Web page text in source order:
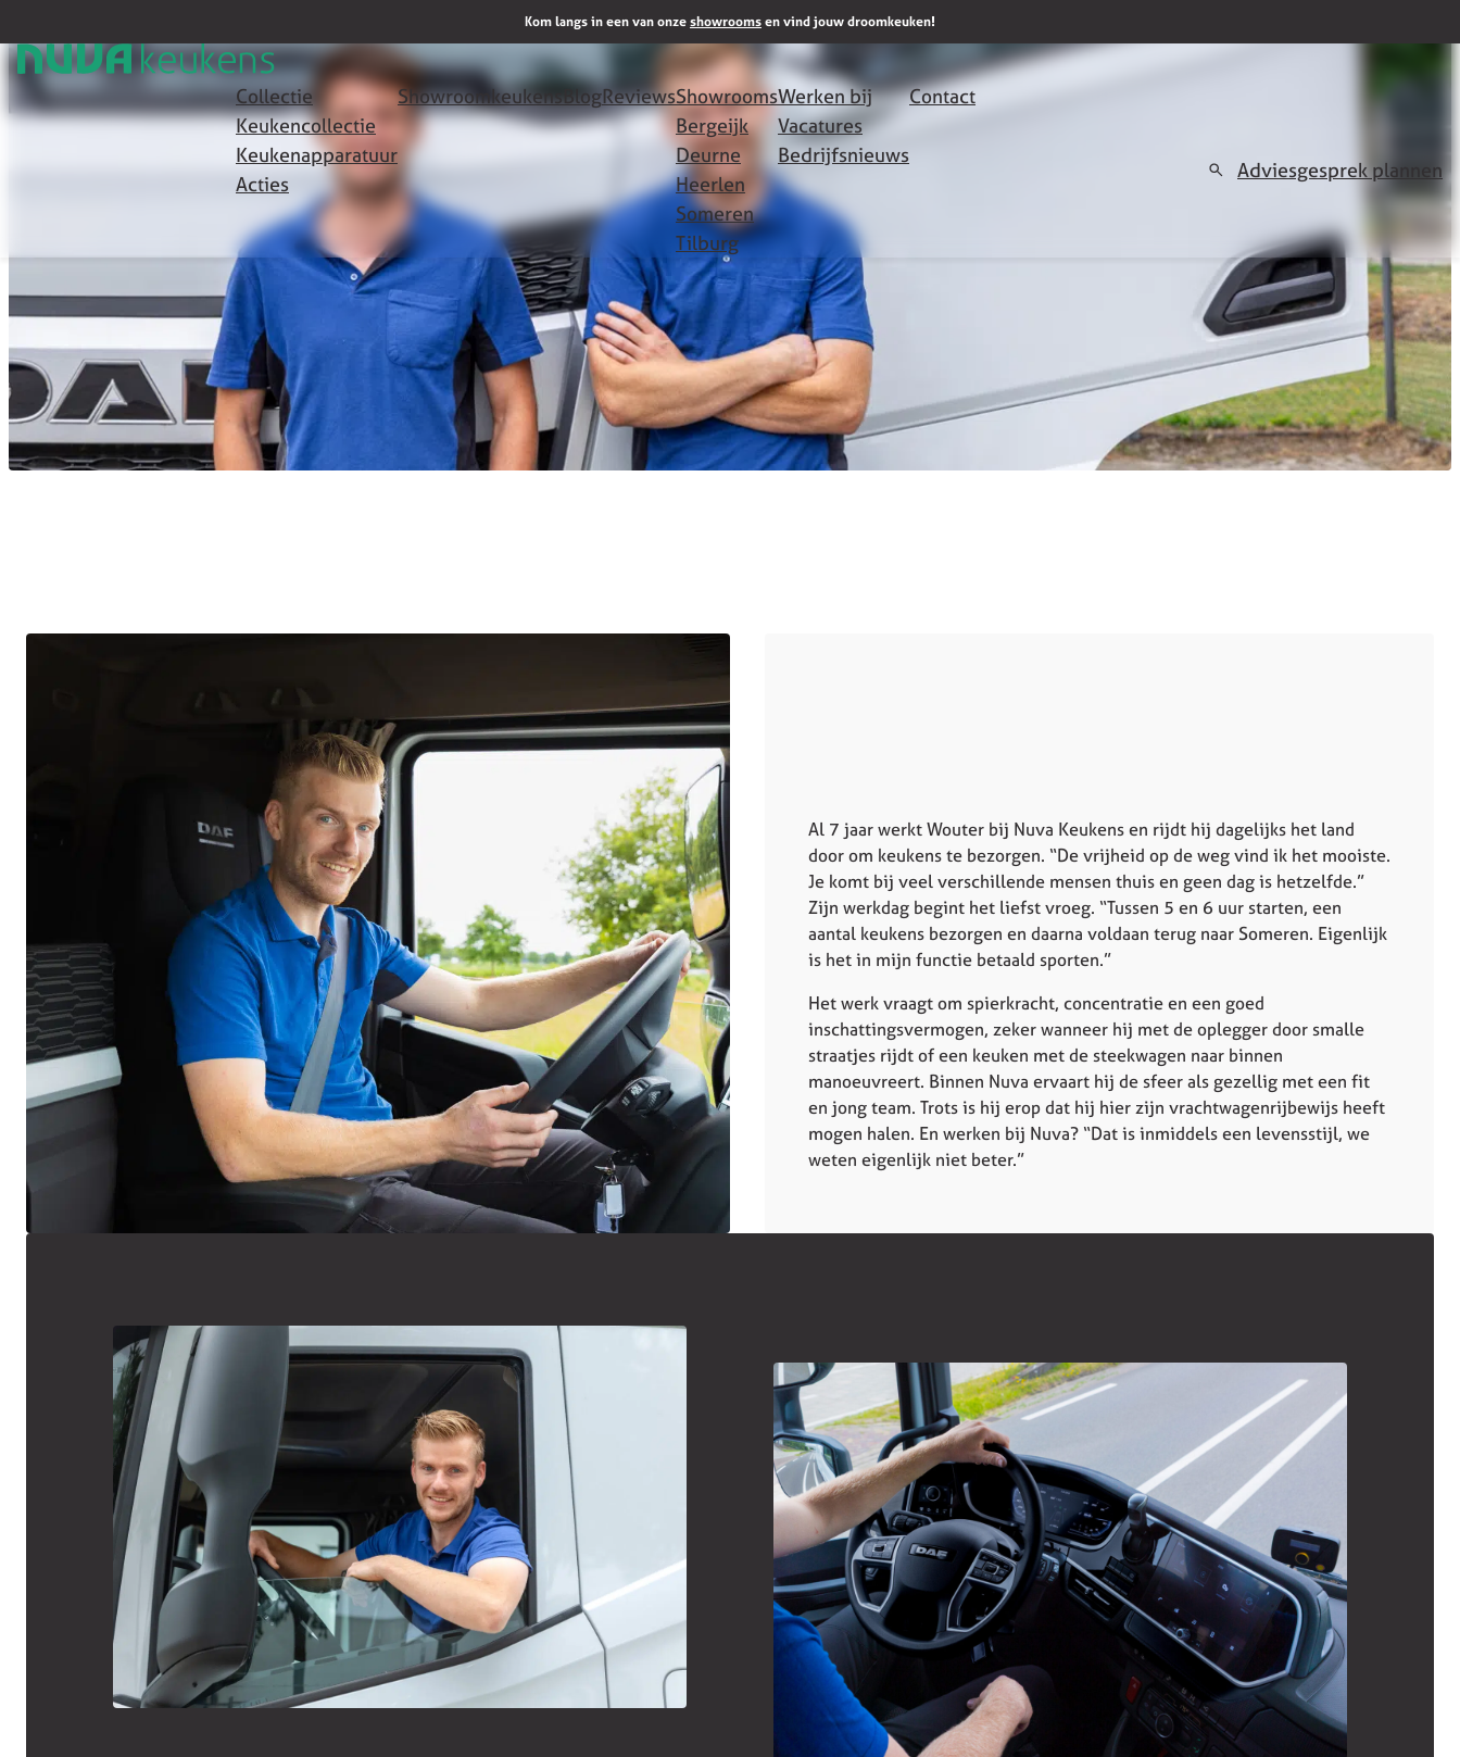
Kom langs in een van onze showrooms en vind jouw droomkeuken!
Collectie
Keukencollectie
Keukenapparatuur
Acties
ShowroomkeukensBlogReviewsShowrooms
Bergeijk
Deurne
Heerlen
Someren
Tilburg
Werken bij
Vacatures
Bedrijfsnieuws
Contact
Adviesgesprek plannen
Al 7 jaar werkt Wouter bij Nuva Keukens en rijdt hij dagelijks het land
door om keukens te bezorgen. “De vrijheid op de weg vind ik het mooiste.
Je komt bij veel verschillende mensen thuis en geen dag is hetzelfde.”
Zijn werkdag begint het liefst vroeg. “Tussen 5 en 6 uur starten, een
aantal keukens bezorgen en daarna voldaan terug naar Someren. Eigenlijk
is het in mijn functie betaald sporten.”
Het werk vraagt om spierkracht, concentratie en een goed
inschattingsvermogen, zeker wanneer hij met de oplegger door smalle
straatjes rijdt of een keuken met de steekwagen naar binnen
manoeuvreert. Binnen Nuva ervaart hij de sfeer als gezellig met een fit
en jong team. Trots is hij erop dat hij hier zijn vrachtwagenrijbewijs heeft
mogen halen. En werken bij Nuva? “Dat is inmiddels een levensstijl, we
weten eigenlijk niet beter.”